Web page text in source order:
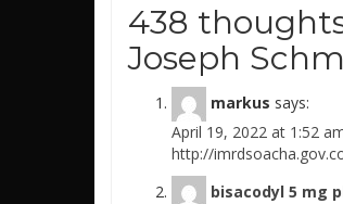
438
Joseph
markus says:
April 19, 2022 at 1:52
http://
bisacodyl 5 mg